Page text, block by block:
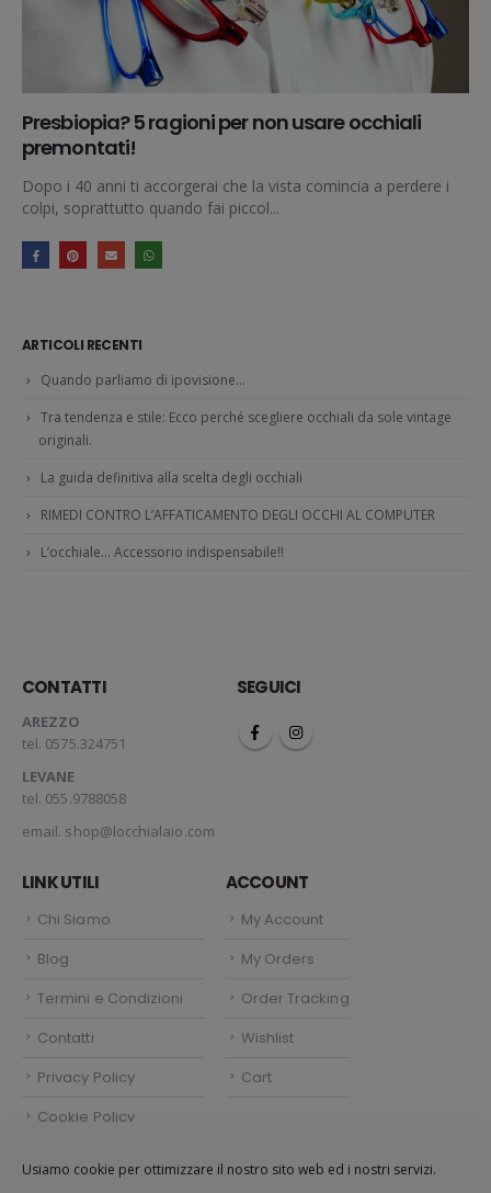
Usiamo cookie per ottimizzare il nostro sito web ed i nostri servizi.
Presbiopia? 5 ragioni per non usare occhiali
premontati!
Dopo i 40 anni ti accorgerai che la vista comincia a perdere i
colpi, soprattutto quando fai piccol...
ARTICOLI RECENTI
Quando parliamo di ipovisione…
Tra tendenza e stile: Ecco perché scegliere occhiali da sole vintage
originali.
La guida definitiva alla scelta degli occhiali
RIMEDI CONTRO L’AFFATICAMENTO DEGLI OCCHI AL COMPUTER
L’occhiale… Accessorio indispensabile!!
CONTATTI
AREZZO
tel. 0575.324751
LEVANE
tel. 055.9788058
email. shop@locchialaio.com
SEGUICI
LINK UTILI
Chi Siamo
Blog
Termini e Condizioni
Contatti
Privacy Policy
Cookie Policy
ACCOUNT
My Account
My Orders
Order Tracking
Wishlist
Cart